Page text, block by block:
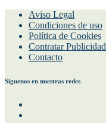
Aviso Legal
Condiciones de uso
Política de Cookies
Contratar Publicidad
Contacto
Siguenos en nuestras redes